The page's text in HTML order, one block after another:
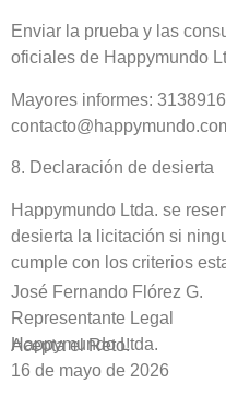
Enviar la prueba y las
oficiales de Happymundo
Mayores informes:
8. Declaración de desierta
Happymundo Ltda. se
desierta la licitación si
cumple con los criterios
Acepta el Reto!
José Fernando Flórez G.
Representante Legal
Happymundo Ltda.
16 de mayo de 2026